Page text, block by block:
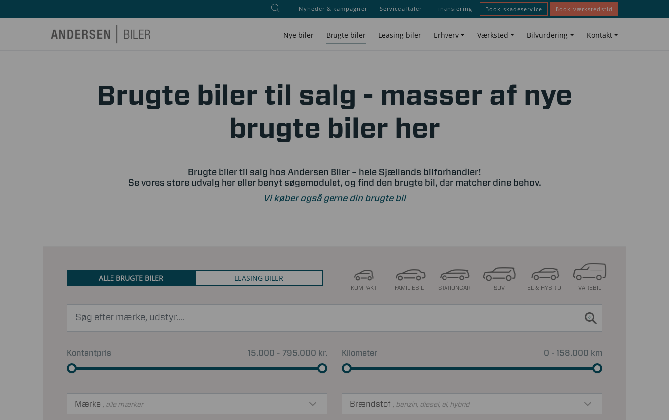
Nyheder & kampagner Serviceaftaler Finansiering Book skadeservice Book værkstedstid
Nye biler Brugte biler Leasing biler Erhverv Værksted Bilvurdering Kontakt
Brugte biler til salg - masser af nye
brugte biler her
Brugte biler til salg hos Andersen Biler – hele Sjællands bilforhandler!
Se vores store udvalg her eller benyt søgemodulet, og find den brugte bil, der matcher dine behov.
Vi køber også gerne din brugte bil
ALLE BRUGTE BILER LEASING BILER
KOMPAKT FAMILIEBIL STATIONCAR SUV EL & HYBRID VAREBIL
Kontantpris 15.000 - 795.000 kr. Kilometer 0 - 158.000 km
Mærke , alle mærker Brændstof , benzin, diesel, el, hybrid